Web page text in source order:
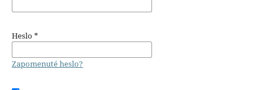
Heslo *
Zapomenuté heslo?